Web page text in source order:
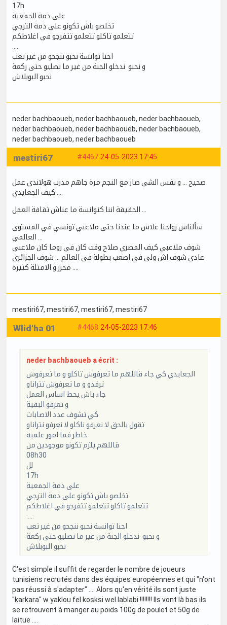
17h
على ذمة الجمعية
تخلصو باش تكونو على ذمة الترجي
تتعلمو تاكلو تتعلمو تتفرجو في اغلاطكم
احنا توانسة نحبو ننجحو من غير تعب
و نحبو ندخلو الجنة من غير ما نصليو حتى ركعة
نحبو البوبلاش
neder bachbaoueb, neder bachbaoueb, neder bachbaoueb,
neder bachbaoueb, neder bachbaoueb, neder bachbaoueb,
neder bachbaoueb, neder bachbaoueb
#4467 24-05-2023 17:45
mestiri67
صحيح … و نفس الشي صار مع النجم مرة جاهم مدرب هولاندي عمل
سألناش رواحنا علاش ما عندنا حتى ملاعبي تونسي في المستوى
شوف ملاعبي كيف المصري صلاح وقت كان في روما كان ملاعبي
عادي شوف اش ولى في اصعب بطولة في العالم … شوف الجزائري
mestiri67, mestiri67, mestiri67, mestiri67
#4468 24-05-2023 17:46
Wlid'ha 01
neder bachbaoueb a écrit :
الجعايدي كي جاء قاللهم ما تعرفوش تاكلو و ما تعرفوش
ترقدو و ما تعرفوش تتراناو
جاء باش يحط اساس العمل
و تعرفو البقية
كي تشوف عدد الاصابات
تقول بالحق لا نعرفو ناكلو لا نعرفو نتراناو
خاطر فما امور علمية
قاللهم يلزم تكونو موجودين من
08h30
لل
17h
على ذمة الجمعية
تخلصو باش تكونو على ذمة الترجي
تتعلمو تاكلو تتعلمو تتفرجو في اغلاطكم
احنا توانسة نحبو ننجحو من غير تعب
و نحبو ندخلو الجنة من غير ما نصليو حتى ركعة
نحبو البوبلاش
C'est simple il suffit de regarder le nombre de joueurs
tunisiens recrutés dans des équipes européennes et qui "n'ont
pas réussi à s'adapter" .... Alors qu'en vérité ils sont juste
"karkara" w yaklou fel kosksi wel lablabi !!!!!!!! Ils vont là bas ils
se retrouvent à manger au poids 100g de poulet et 50g de
laitue ....